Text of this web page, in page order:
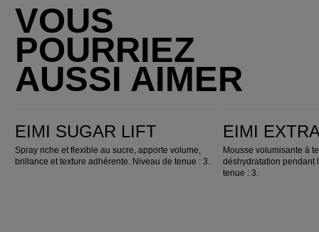
VOUS
POURRIEZ
AUSSI AIMER
EIMI SUGAR LIFT
Spray riche et flexible au sucre, apporte volume,
brillance et texture adhérente. Niveau de tenue : 3.
EIMI
Mousse volumisante à
déshydratation pendant
tenue : 3.